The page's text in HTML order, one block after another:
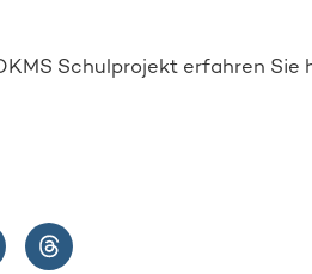
Schulprojekt erfahren Sie